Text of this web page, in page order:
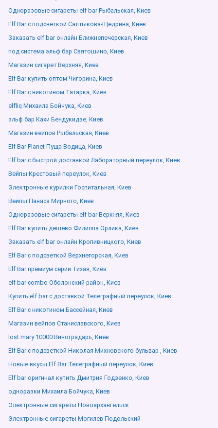
Одноразовые сигареты elf bar Рыбальская, Киев
Elf Bar с подсветкой Салтыкова-Щедрина, Киев
Заказать elf bar онлайн Ближнепечерская, Киев
под система эльф бар Святошино, Киев
Магазин сигарет Верхняя, Киев
Elf Bar купить оптом Чигорина, Киев
Elf Bar с никотином Татарка, Киев
elfliq Михаила Бойчука, Киев
эльф бар Кахи Бендукидзе, Киев
Магазин вейпов Рыбальская, Киев
Elf Bar Planet Пуща-Водица, Киев
Elf bar с быстрой доставкой Лабораторный переулок, Киев
Вейпы Крестовый переулок, Киев
Электронные курилки Госпитальная, Киев
Вейпы Панаса Мирного, Киев
Одноразовые сигареты elf bar Верхняя, Киев
Elf Bar купить дешево Филиппа Орлика, Киев
Заказать elf bar онлайн Кропивницкого, Киев
Elf Bar с подсветкой Верхнегорская, Киев
Elf Bar премиум серии Тихая, Киев
elf bar combo Оболонский район, Киев
Купить elf bar с доставкой Телеграфный переулок, Киев
Elf Bar с никотином Бассейная, Киев
Магазин вейпов Станиславского, Киев
lost mary 10000 Виноградарь, Киев
Elf Bar с подсветкой Николая Михновского бульвар , Киев
Новые вкусы Elf Bar Телеграфный переулок, Киев
Elf bar оригинал купить Дмитрия Годзенко, Киев
одноразки Михаила Бойчука, Киев
Электронные сигареты Новоархангельск
Электронные сигареты Могилев-Подольский